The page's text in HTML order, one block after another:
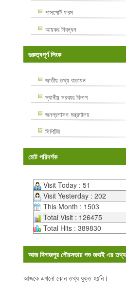
পাসপোর্ট ফরম
আয়কর নিবন্ধন
গুরুত্বপূর্ণ লিংক
জাতীয় তথ্য বাতায়ন
স্থানীয় সরকার বিভাগ
জনপ্রশাসন মন্ত্রণালয়
সিপিটিউ
মোট পরিদর্শক
Visit Today : 51
Visit Yesterday : 202
This Month : 1503
Total Visit : 126475
Total Hits : 389830
আজ দিনাজপুর পৌরসভায় পশু জবাই এর তথ্য
আজকে এখনো কোন তথ্য যুক্ত হয়নি।